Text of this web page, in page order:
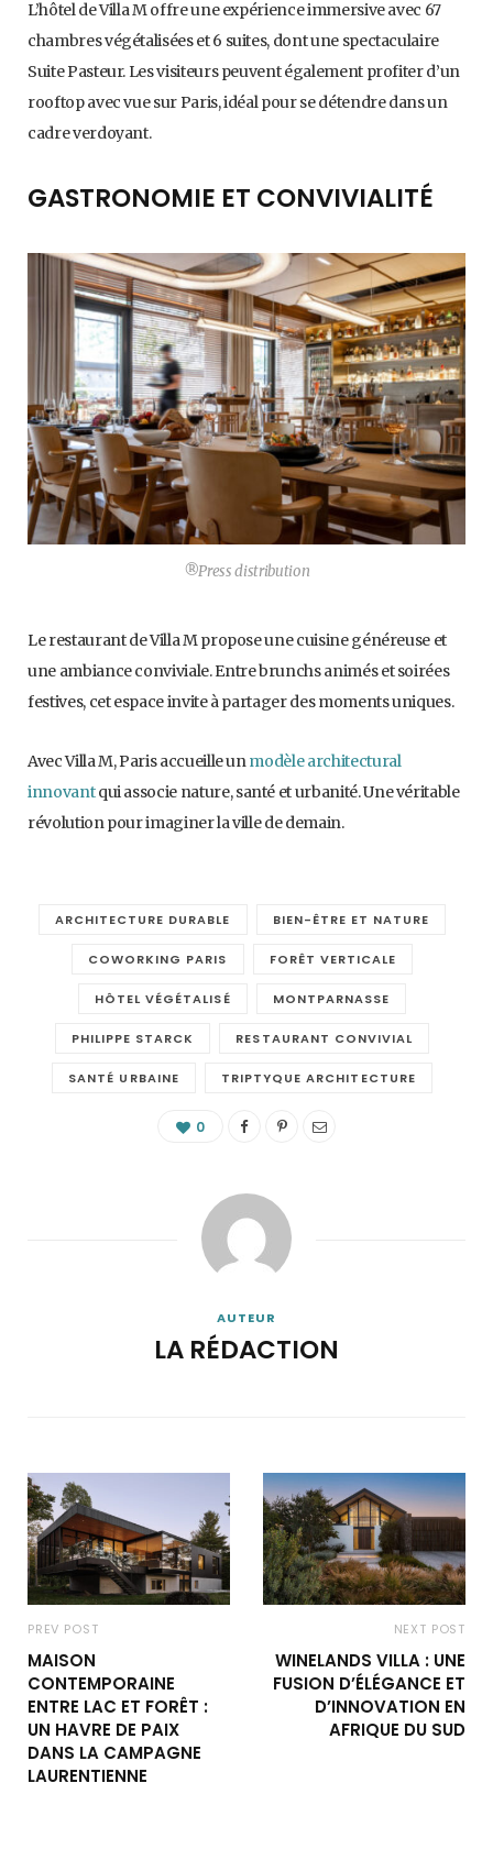
L’hôtel de Villa M offre une expérience immersive avec 67
chambres végétalisées et 6 suites, dont une spectaculaire
Suite Pasteur. Les visiteurs peuvent également profiter d’un
rooftop avec vue sur Paris, idéal pour se détendre dans un
cadre verdoyant.
GASTRONOMIE ET CONVIVIALITÉ
®Press distribution
Le restaurant de Villa M propose une cuisine généreuse et
une ambiance conviviale. Entre brunchs animés et soirées
festives, cet espace invite à partager des moments uniques.
Avec Villa M, Paris accueille un modèle architectural
innovantqui associe nature, santé et urbanité. Une véritable
révolution pour imaginer la ville de demain.
ARCHITECTURE DURABLE BIEN-ÊTRE ET NATURE
COWORKING PARIS FORÊT VERTICALE
HÔTEL VÉGÉTALISÉ MONTPARNASSE
PHILIPPE STARCK RESTAURANT CONVIVIAL
SANTÉ URBAINE TRIPTYQUE ARCHITECTURE
0
AUTEUR
LA RÉDACTION
PREV POST
MAISON
CONTEMPORAINE
ENTRE LAC ET FORÊT :
UN HAVRE DE PAIX
DANS LA CAMPAGNE
LAURENTIENNE
NEXT POST
WINELANDS VILLA : UNE
FUSION D’ÉLÉGANCE ET
D’INNOVATION EN
AFRIQUE DU SUD